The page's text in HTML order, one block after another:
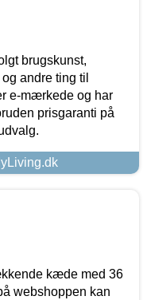
brugskunst,
andre ting til
e-mærkede og har
prisgaranti på
kæde med 36
webshoppen kan